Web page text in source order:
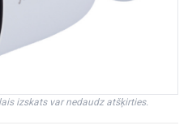
izskats var nedaudz atšķirties.